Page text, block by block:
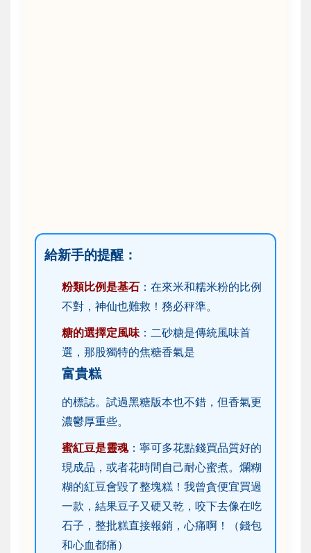
給新手的提醒：
粉類比例是基石 ：在來米和糯米粉的比例
不對，神仙也難救！務必秤準。
糖的選擇定風味：二砂糖是傳統風味首
選，那股獨特的焦糖香氣是
富貴糕
的標誌。試過黑糖版本也不錯，但香氣更
濃鬱厚重些。
蜜紅豆是靈魂：寧可多花點錢買品質好的
現成品，或者花時間自己耐心蜜煮。爛糊
糊的紅豆會毀了整塊糕！我曾貪便宜買過
一款，結果豆子又硬又乾，咬下去像在吃
石子，整批糕直接報銷，心痛啊！（錢包
和心血都痛）